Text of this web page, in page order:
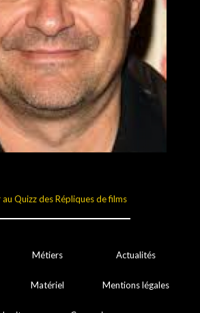
au Quizz des Répliques de films
Métiers Actualités
Matériel Mentions légales